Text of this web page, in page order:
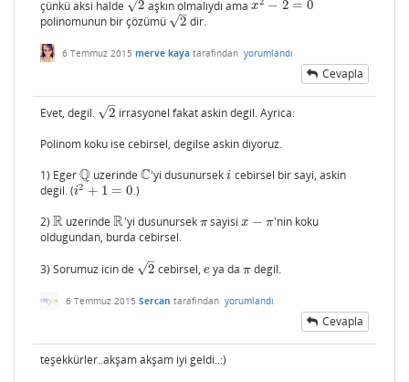
çünkü aksi halde 2
√
2 aşkın olmalıydı amax − 2 = 0
x2−2=0
polinomunun bir çözümü
2
–
√
2 dir.
6 Temmuz 2015 merve kaya tarafından yorumlandı
Cevapla
Evet, degil. 2
–
√
2
irrasyonel fakat askin degil. Ayrica:
Polinom koku ise cebirsel, degilse askin diyoruz.
1) EgerQ
Q uzerindeC
C'yi dusunurseki
i cebirsel bir sayi, askin
degil. (i2 + 1 = 0
i2 +1= 0
.)
2) R
R uzerindeR
R 'yi dusunursek π
πsayisi x − π
x− π
'nin koku
oldugundan, burda cebirsel.
3) Sorumuz icin de 2
–
√
2 cebirsel,e
eya daπ
πdegil.
6 Temmuz 2015 Sercan tarafından yorumlandı
Cevapla
teşekkürler..akşam akşam iyi geldi..:)